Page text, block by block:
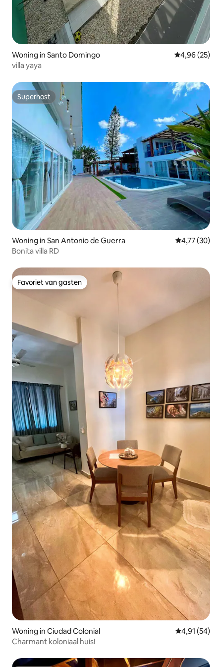
Woning in Santo Domingo Gemiddelde
4,96 (25)
villa yaya
Superhost
Superhost
Woning in San Antonio de Guerra Gemiddelde
4,77 (30)
Bonita villa RD
Favoriet van gasten
Favoriet van gasten
Woning in Ciudad Colonial Gemiddelde
4,91 (54)
Charmant koloniaal huis!